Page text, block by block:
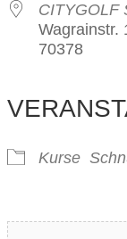
CITYGOLF
Wagrainstr.
70378
Kurse